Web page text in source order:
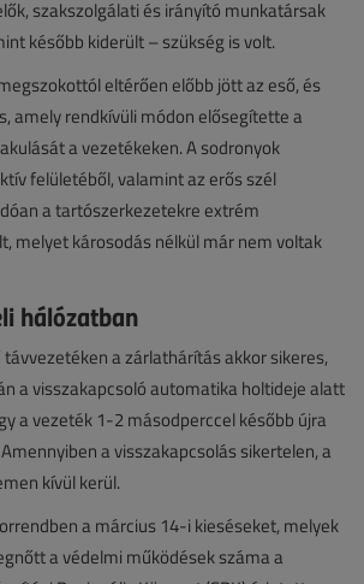
szakszolgálati és irányító munkatársak
később kiderült – szükség is volt.
eltérően előbb jött az eső, és
amely rendkívüli módon elősegítette a
a vezetékeken. A sodronyok
felületéből, valamint az erős szél
a tartószerkezetekre extrém
melyet károsodás nélkül már nem voltak
hálózatban
a zárlathárítás akkor sikeres,
a visszakapcsoló automatika holtideje alatt
a vezeték 1-2 másodperccel később újra
a visszakapcsolás sikertelen, a
kívül kerül.
a március 14-i kieséseket, melyek
a védelmi működések száma a